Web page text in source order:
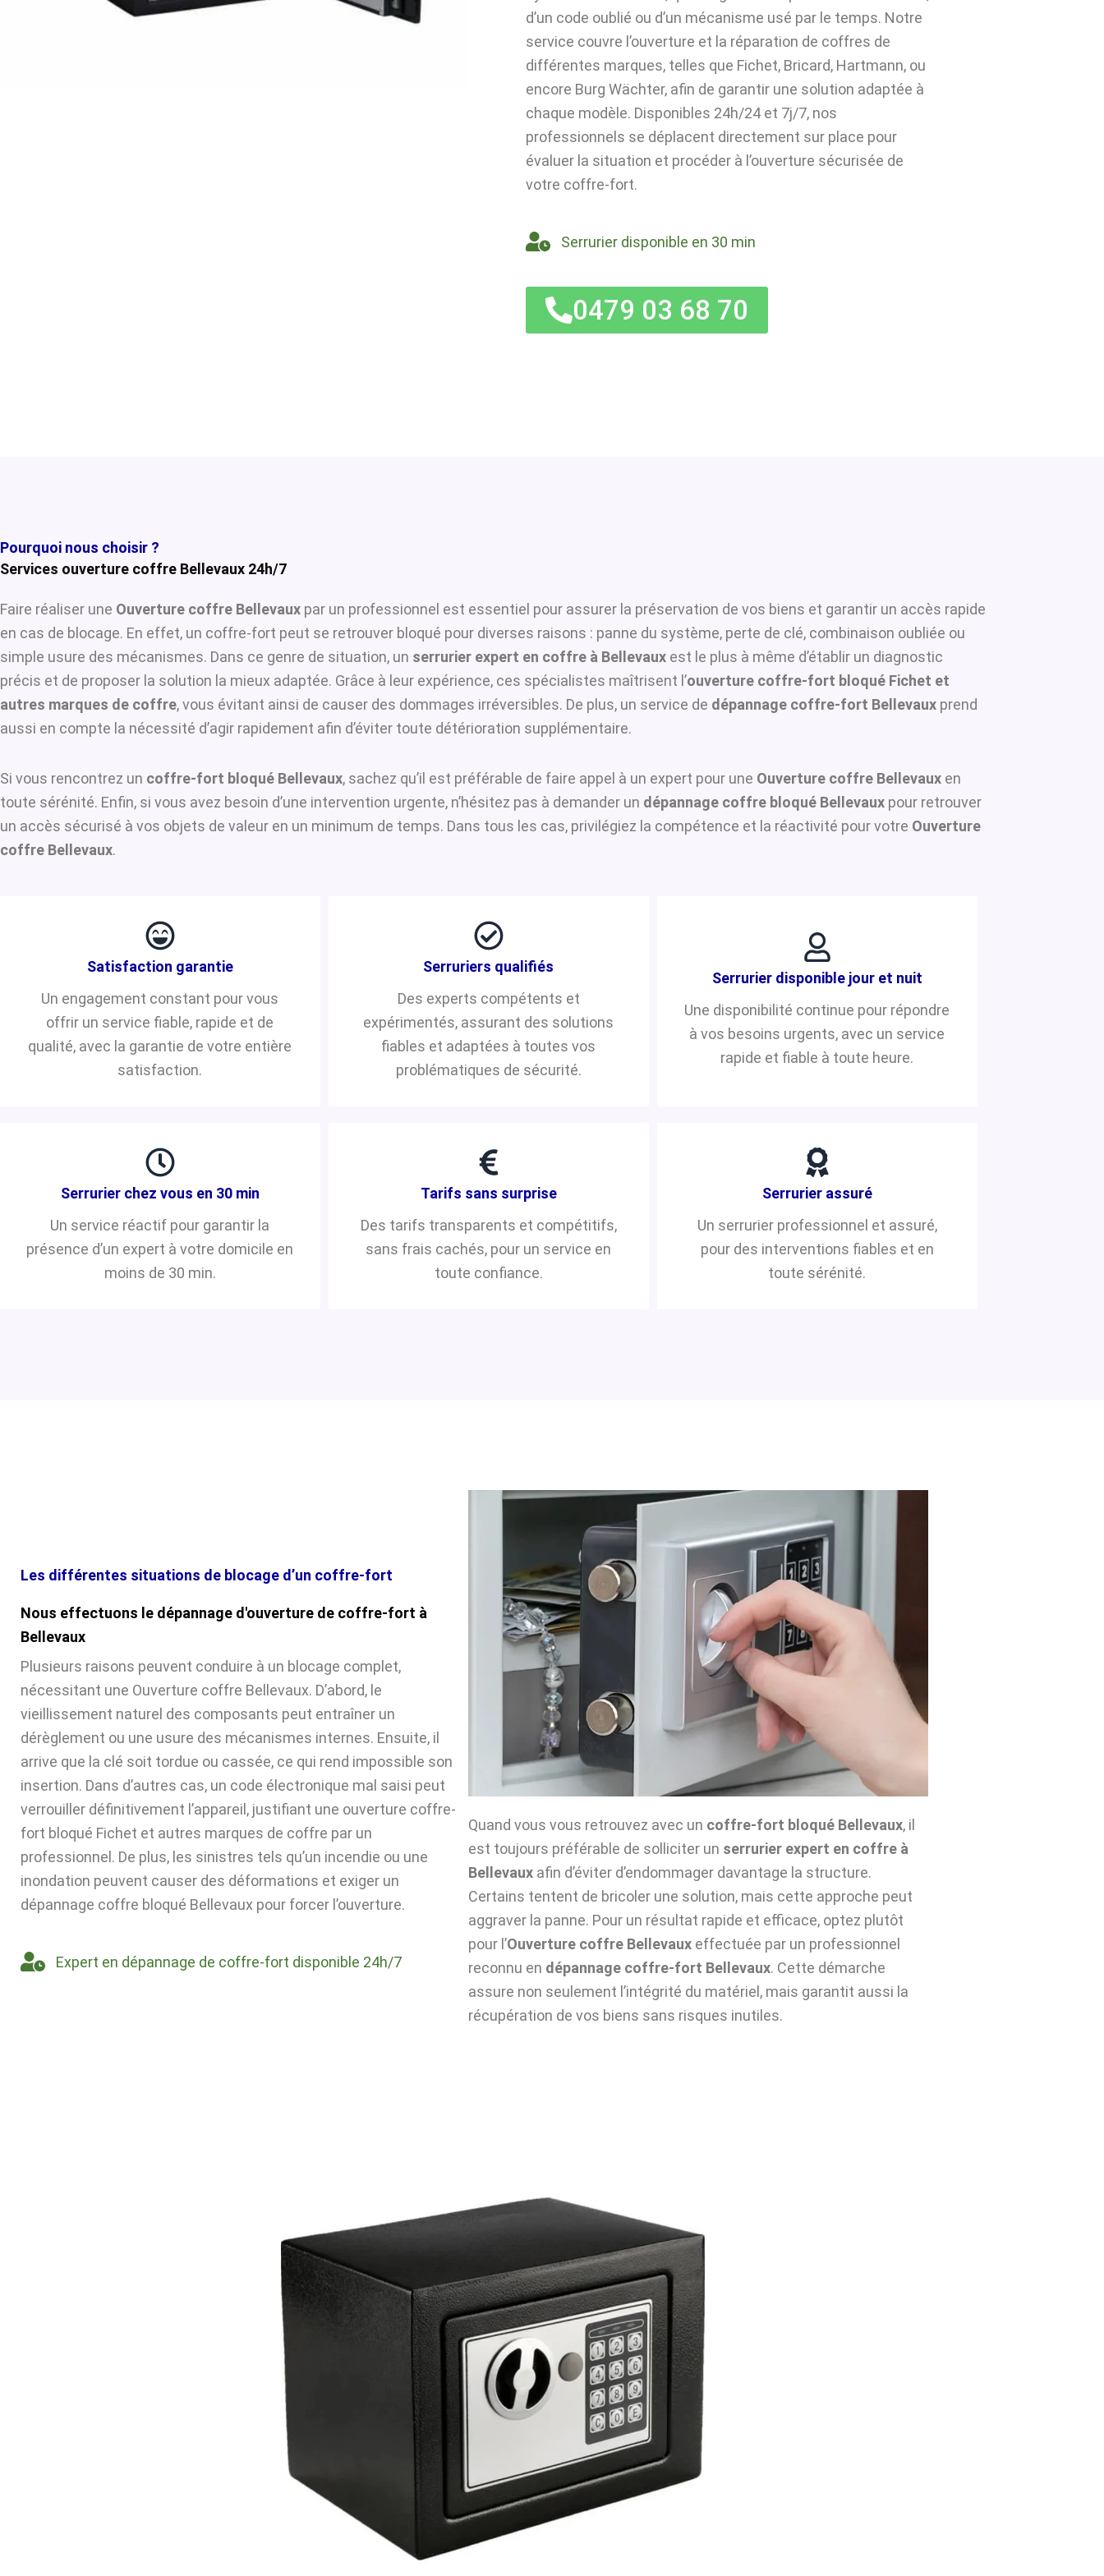
d’un code oublié ou d’un mécanisme usé par le temps. Notre
service couvre l’ouverture et la réparation de coffres de
différentes marques, telles que Fichet, Bricard, Hartmann, ou
encore Burg Wächter, afin de garantir une solution adaptée à
chaque modèle. Disponibles 24h/24 et 7j/7, nos
professionnels se déplacent directement sur place pour
évaluer la situation et procéder à l’ouverture sécurisée de
votre coffre-fort.
Serrurier disponible en 30 min
0479 03 68 70
Pourquoi nous choisir ?
Services ouverture coffre Bellevaux 24h/7
Faire réaliser une Ouverture coffre Bellevaux par un professionnel est essentiel pour assurer la préservation de vos biens et garantir un accès rapide
en cas de blocage. En effet, un coffre-fort peut se retrouver bloqué pour diverses raisons : panne du système, perte de clé, combinaison oubliée ou
simple usure des mécanismes. Dans ce genre de situation, un serrurier expert en coffre à Bellevaux est le plus à même d’établir un diagnostic
précis et de proposer la solution la mieux adaptée. Grâce à leur expérience, ces spécialistes maîtrisent l’ouverture coffre-fort bloqué Fichet et
autres marques de coffre, vous évitant ainsi de causer des dommages irréversibles. De plus, un service de dépannage coffre-fort Bellevaux prend
aussi en compte la nécessité d’agir rapidement afin d’éviter toute détérioration supplémentaire.
Si vous rencontrez un coffre-fort bloqué Bellevaux, sachez qu’il est préférable de faire appel à un expert pour une Ouverture coffre Bellevaux en
toute sérénité. Enfin, si vous avez besoin d’une intervention urgente, n’hésitez pas à demander un dépannage coffre bloqué Bellevaux pour retrouver
un accès sécurisé à vos objets de valeur en un minimum de temps. Dans tous les cas, privilégiez la compétence et la réactivité pour votre Ouverture
coffre Bellevaux.
Satisfaction garantie
Un engagement constant pour vous
offrir un service fiable, rapide et de
qualité, avec la garantie de votre entière
satisfaction.
Serruriers qualifiés
Des experts compétents et
expérimentés, assurant des solutions
fiables et adaptées à toutes vos
problématiques de sécurité.
Serrurier disponible jour et nuit
Une disponibilité continue pour répondre
à vos besoins urgents, avec un service
rapide et fiable à toute heure.
Serrurier chez vous en 30 min
Un service réactif pour garantir la
présence d’un expert à votre domicile en
moins de 30 min.
Tarifs sans surprise
Des tarifs transparents et compétitifs,
sans frais cachés, pour un service en
toute confiance.
Serrurier assuré
Un serrurier professionnel et assuré,
pour des interventions fiables et en
toute sérénité.
Les différentes situations de blocage d’un coffre-fort
Nous effectuons le dépannage d'ouverture de coffre-fort à
Bellevaux
Plusieurs raisons peuvent conduire à un blocage complet,
nécessitant une Ouverture coffre Bellevaux. D’abord, le
vieillissement naturel des composants peut entraîner un
dérèglement ou une usure des mécanismes internes. Ensuite, il
arrive que la clé soit tordue ou cassée, ce qui rend impossible son
insertion. Dans d’autres cas, un code électronique mal saisi peut
verrouiller définitivement l’appareil, justifiant une ouverture coffre-
fort bloqué Fichet et autres marques de coffre par un
professionnel. De plus, les sinistres tels qu’un incendie ou une
inondation peuvent causer des déformations et exiger un
dépannage coffre bloqué Bellevaux pour forcer l’ouverture.
Expert en dépannage de coffre-fort disponible 24h/7
Quand vous vous retrouvez avec un coffre-fort bloqué Bellevaux, il
est toujours préférable de solliciter un serrurier expert en coffre à
Bellevaux afin d’éviter d’endommager davantage la structure.
Certains tentent de bricoler une solution, mais cette approche peut
aggraver la panne. Pour un résultat rapide et efficace, optez plutôt
pour l’Ouverture coffre Bellevaux effectuée par un professionnel
reconnu en dépannage coffre-fort Bellevaux. Cette démarche
assure non seulement l’intégrité du matériel, mais garantit aussi la
récupération de vos biens sans risques inutiles.